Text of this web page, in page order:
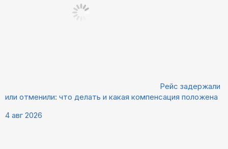
Рейс задержали
или отменили: что делать и какая компенсация положена
4 авг 2026